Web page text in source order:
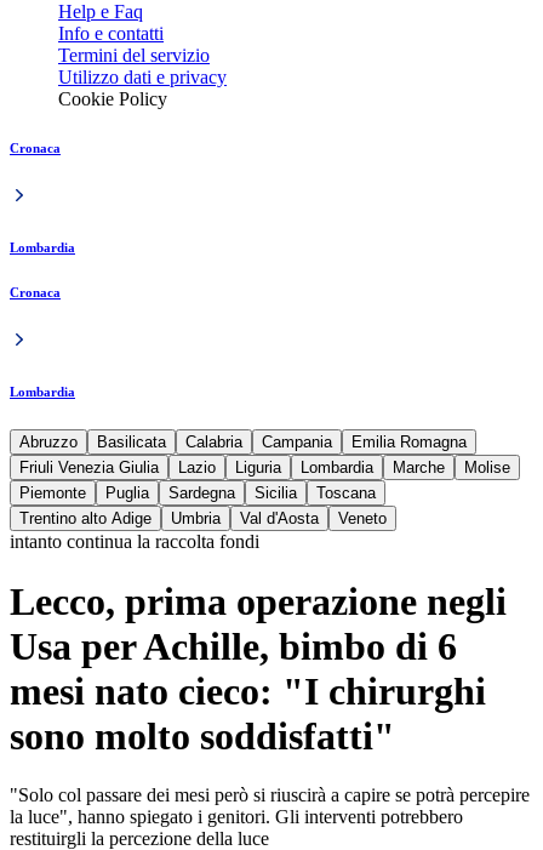
Help e Faq
Info e contatti
Termini del servizio
Utilizzo dati e privacy
Cookie Policy
Cronaca
Lombardia
Cronaca
Lombardia
Abruzzo Basilicata Calabria Campania
Emilia Romagna
Friuli Venezia Giulia
Lazio Liguria Lombardia Marche
Molise
Piemonte
Puglia Sardegna Sicilia
Toscana
Trentino alto Adige
Umbria Val d'Aosta Veneto
intanto continua la raccolta fondi
Lecco, prima operazione negli
Usa per Achille, bimbo di 6
mesi nato cieco: "I chirurghi
sono molto soddisfatti"
"Solo col passare dei mesi però si riuscirà a capire se potrà percepire
la luce", hanno spiegato i genitori. Gli interventi potrebbero
restituirgli la percezione della luce